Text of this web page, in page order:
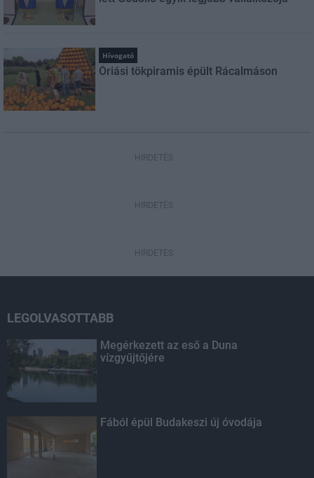
Hívogató
Óriási tökpiramis épült Rácalmáson
HIRDETÉS
HIRDETÉS
HIRDETÉS
LEGOLVASOTTABB
Megérkezett az eső a Duna
vízgyűjtőjére
Fából épül Budakeszi új óvodája